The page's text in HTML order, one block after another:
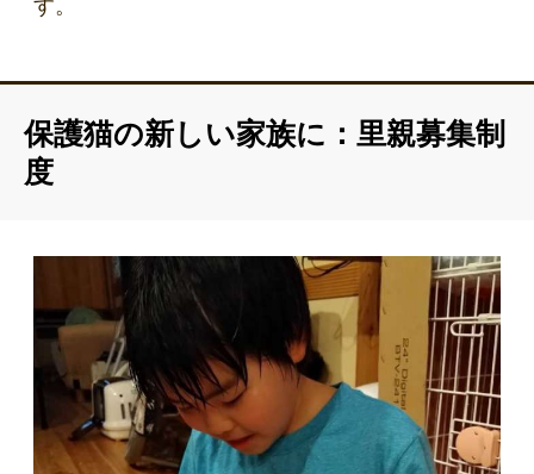
す。
保護猫の新しい家族に：里親募集制
度